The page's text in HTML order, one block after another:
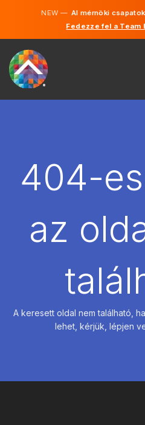
NEW —AI mérnöki
Fedezze fel a Team
BÉREL
404-
az
A keresett oldal nem található,
lehet, kérjük, lépjen